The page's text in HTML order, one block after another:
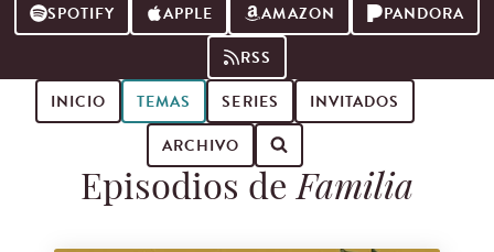
SPOTIFY APPLE AMAZON
PANDORA
RSS
INICIO
TEMAS SERIES
INVITADOS
ARCHIVO
Buscar episodios de podcast
Episodios deFamilia